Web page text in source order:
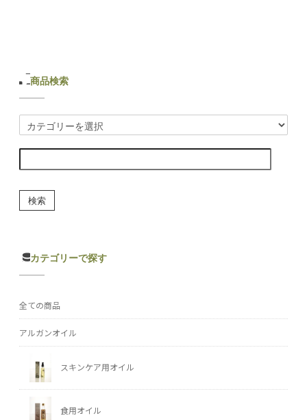
商品検索
検索
カテゴリーで探す
全ての商品
アルガンオイル
スキンケア用オイル
食用オイル